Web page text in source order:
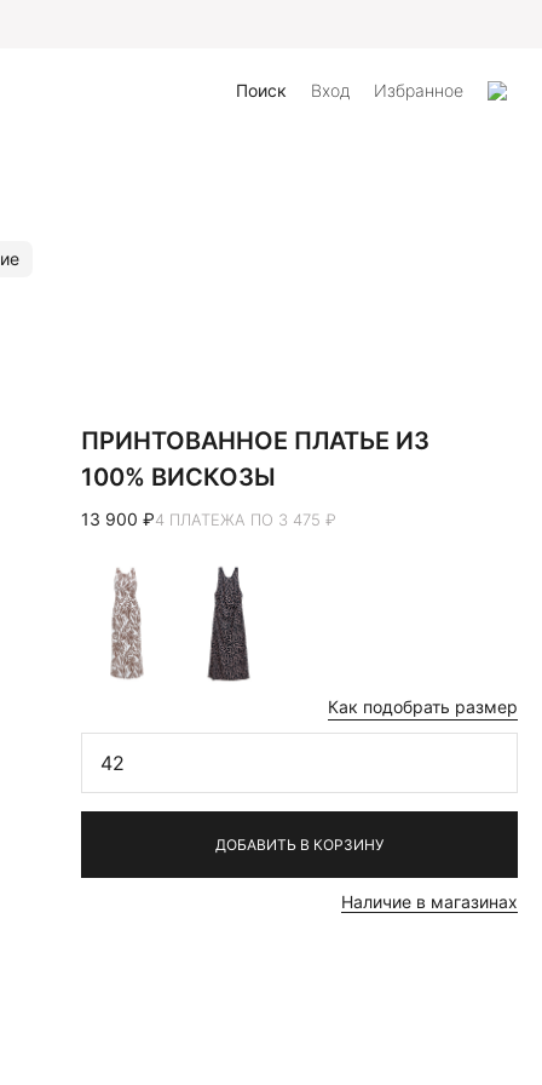
Поиск Вход Избранное
ПРИНТОВАННОЕ ПЛАТЬЕ ИЗ
100% ВИСКОЗЫ
13 900 ₽4 ПЛАТЕЖА ПО 3 475 ₽
Как подобрать размер
42
ДОБАВИТЬ В КОРЗИНУ
Наличие в магазинах